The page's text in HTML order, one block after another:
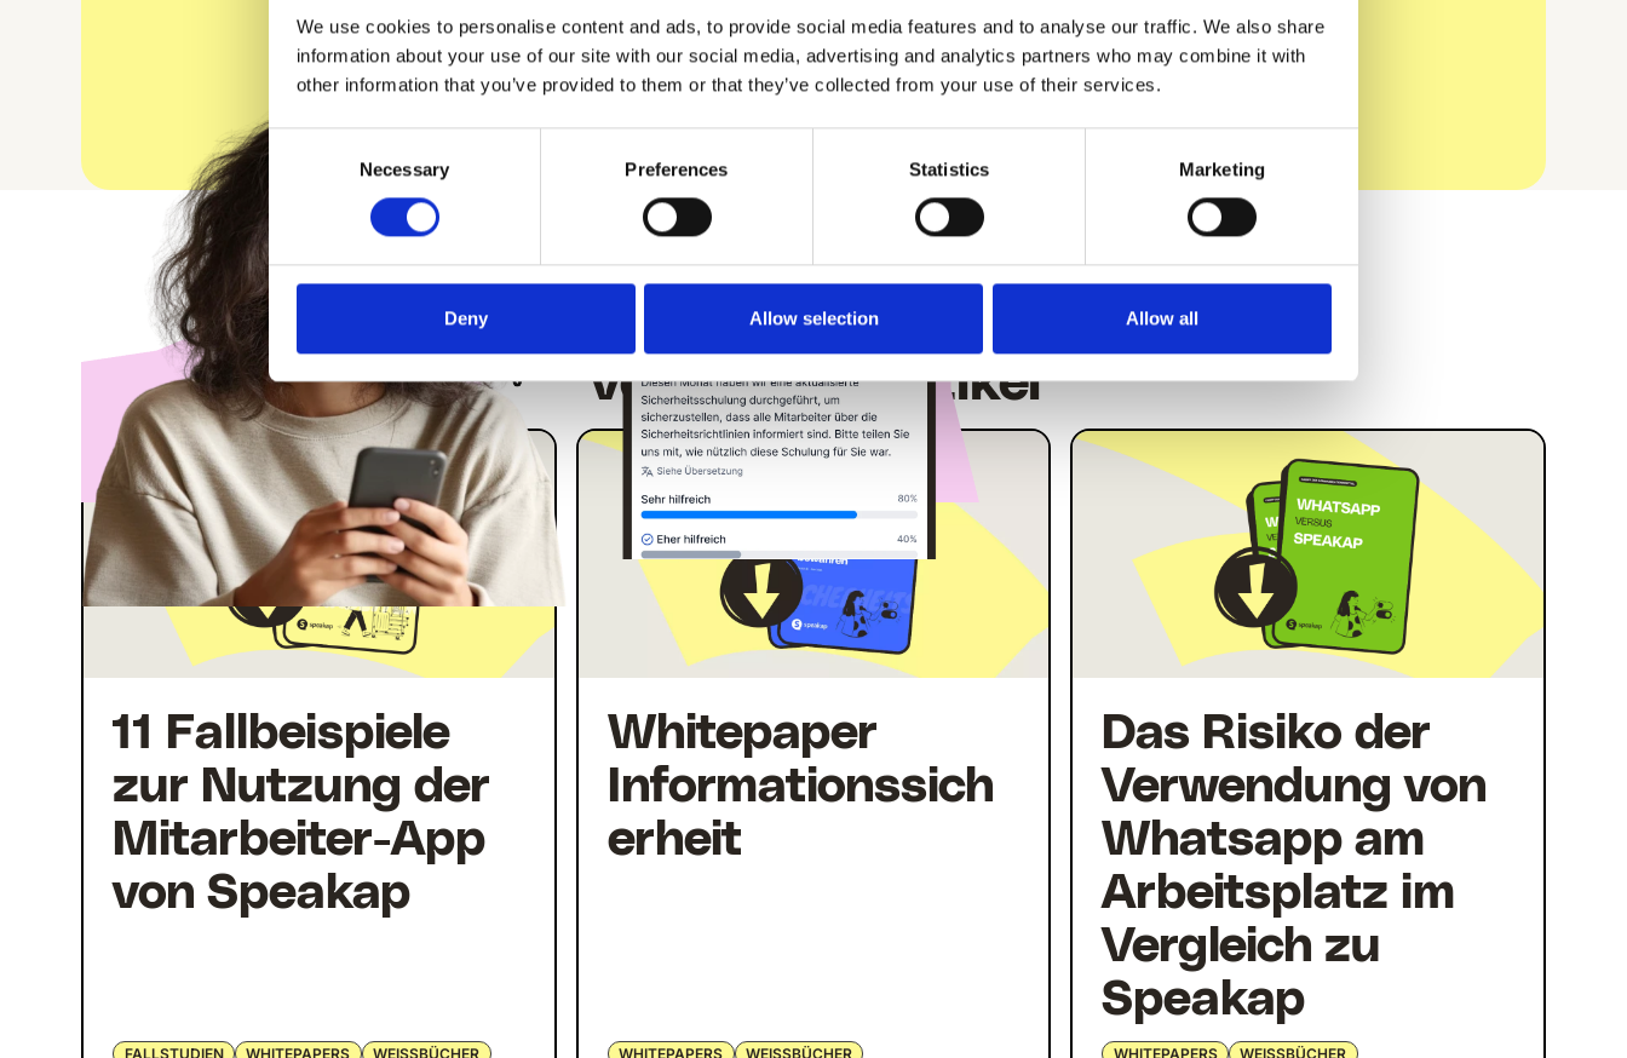
We use cookies to personalise content and ads, to provide social media features and to analyse our traffic. We also share
information about your use of our site with our social media, advertising and analytics partners who may combine it with
other information that you’ve provided to them or that they’ve collected from your use of their services.
Necessary Preferences Statistics Marketing
Deny Allow selection Allow all
Zeigen Sie mir, wie
Verwandte Artikel
11 Fallbeispiele
zur Nutzung der
Mitarbeiter-App
von Speakap
FALLSTUDIEN WHITEPAPERS WEISSBÜCHER
Whitepaper
Informationssich
erheit
WHITEPAPERS WEISSBÜCHER
Das Risiko der
Verwendung von
Whatsapp am
Arbeitsplatz im
Vergleich zu
Speakap
WHITEPAPERS WEISSBÜCHER